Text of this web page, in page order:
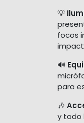
💡
focos
🔊
para
🎶
y todo